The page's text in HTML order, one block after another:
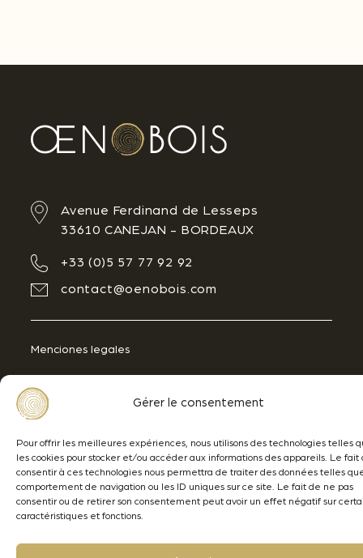
Gérer le consentement
Pour offrir les meilleures expériences, nous utilisons des technologies telles
les cookies pour stocker et/ou accéder aux informations des appareils. Le fait
consentir à ces technologies nous permettra de traiter des données telles
comportement de navigation ou les ID uniques sur ce site. Le fait de ne pas
consentir ou de retirer son consentement peut avoir un effet négatif sur
caractéristiques et fonctions.
Avenue Ferdinand de Lesseps
33610 CANEJAN - BORDEAUX
+33 (0)5 57 77 92 92
contact@oenobois.com
Menciones legales
Lamothe-Abiet
© 2026 - Oenobois Création Brand to Design